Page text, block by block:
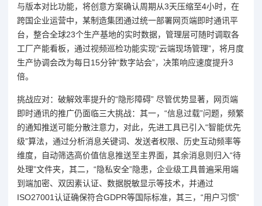
与版本对比功能，将创意方案确认周期从3天压缩至4小时，在
跨国企业运营中，某制造集团通过统一部署网页端即时通讯平
台，整合全球23个生产基地的实时数据，管理层可随时调取各
工厂产能看板，通过视频巡检功能实现“云端现场管理”，将月度
生产协调会改为每日15分钟“数字站会”，决策响应速度提升3
倍。
挑战应对：破解效率提升的“隐形障碍” 尽管优势显著，网页端
即时通讯的推广仍面临三大挑战：其一，“信息过载”问题，频繁
的通知推送可能分散注意力，对此，先进工具已引入“智能优先
级”算法，通过分析消息关键词、发送者权限、历史互动频率等
维度，自动筛选高价值信息推送至主界面，其余消息则归入“待
处理”文件夹，其二，“隐私安全”隐患，企业级工具普遍采用端
到端加密、双因素认证、数据脱敏显示等技术，并通过
ISO27001认证确保符合GDPR等国际标准，其三，“用户习惯”